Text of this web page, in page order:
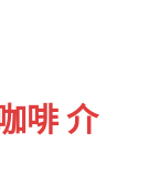
啡 介